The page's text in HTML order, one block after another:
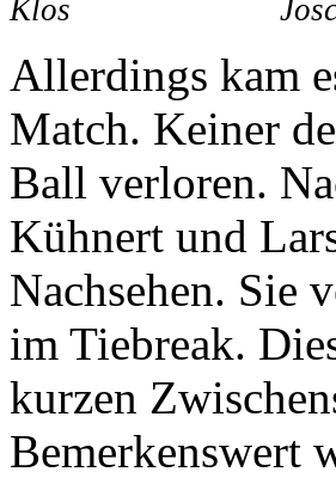
Klos Joschua
Allerdings kam
Match. Keiner
Ball verloren.
Kühnert und
Nachsehen. Sie
im Tiebreak.
kurzen
Bemerkenswert